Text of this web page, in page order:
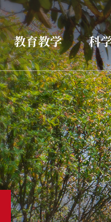
教育教学 科